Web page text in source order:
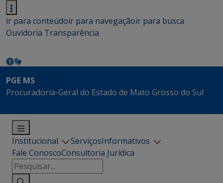
ir para conteúdoir para navegaçãoir para busca
Ouvidoria Transparência
PGE MS
Procuradoria-Geral do Estado de Mato Grosso do Sul
Institucional ServiçosInformativos
Fale ConoscoConsultoria Jurídica
Pesquisar
por: